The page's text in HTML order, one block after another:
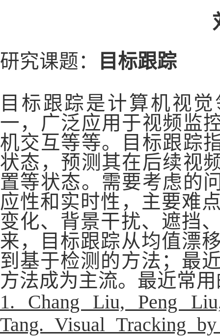
研究课题：
目标跟踪
目标跟踪是计算机视
一，广泛应用于视频监
机交互等等。目标跟踪
状态，预测其在后续视
置等状态。需要考虑的
应性和实时性，主要难
变化、背景干扰、遮挡
来，目标跟踪从均值漂
到基于检测的方法；最
方法成为主流。最近常
1. Chang Liu, Peng
Tang. Visual Tracking